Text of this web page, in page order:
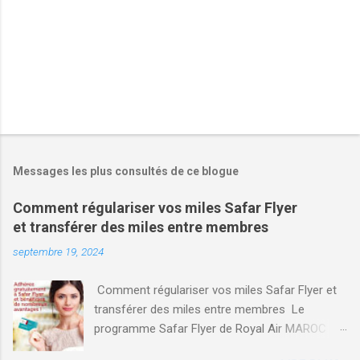
Messages les plus consultés de ce blogue
Comment régulariser vos miles Safar Flyer
et transférer des miles entre membres
septembre 19, 2024
Comment régulariser vos miles Safar Flyer et
transférer des miles entre membres Le
programme Safar Flyer de Royal Air MAROC